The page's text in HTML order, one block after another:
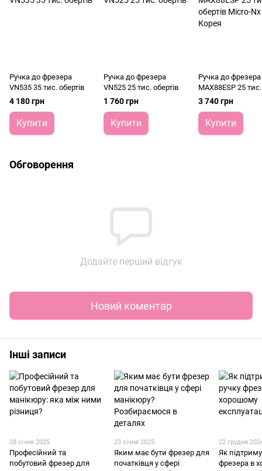
Ручка до фрезера
VN535 35 тис. обертів
4 180 грн
Купити
Ручка до фрезера
VN525 25 тис. обертів
1 760 грн
Купити
Ручка до фрезера
MAX88ESP 25 тис.
обертів Micro-Nx
3 740 грн
Купити
Обговорення
Додайте перший відгук
Новий коментар
Інші записи
28 січня 2025
Професійний та
побутовий фрезер для
23 січня 2025
Яким має бути фрезер для
початківця у сфері
22 грудня
Як
фрезера в